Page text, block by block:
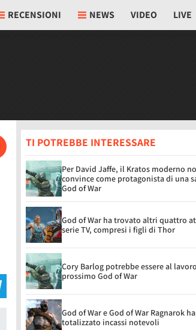
RECENSIONI NEWS VIDEO LIVE
TI POTREBBE INTERESSARE
Per David Jaffe, il Kratos moderno
convince come protagonista di una
God of War
God of War ha trovato altri quattro
serie TV, compresi i figli di Thor
Cory Barlog potrebbe essere al
prossimo God of War
God of War e God of War Ragnarok
totalizzato incassi notevoli